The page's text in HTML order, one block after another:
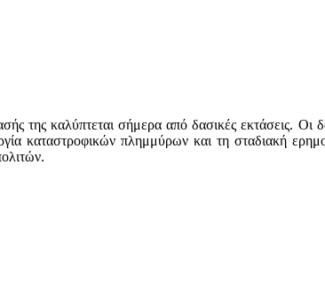
της καλύπτεται σήμερα από δασικές εκτάσεις. Οι
καταστροφικών πλημμύρων και τη σταδιακή